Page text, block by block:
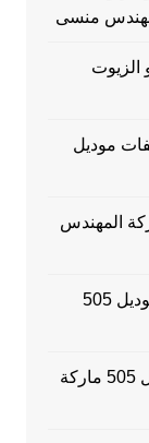
الزيوت
موديل
فى اكياس موديل 505 ماركة المهندس
ماكينات السوائل الاتوماتيكية فى اكياس موديل 505
ماكينات التغليف وتعبئة زيت بأكياس موديل 505 ماركة